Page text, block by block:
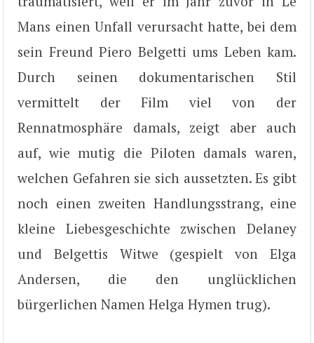
Mans einen Unfall verursacht hatte, bei dem
sein Freund Piero Belgetti ums Leben kam.
Durch seinen dokumentarischen Stil
vermittelt der Film viel von der
Rennatmosphäre damals, zeigt aber auch
auf, wie mutig die Piloten damals waren,
welchen Gefahren sie sich aussetzten. Es gibt
noch einen zweiten Handlungsstrang, eine
kleine Liebesgeschichte zwischen Delaney
und Belgettis Witwe (gespielt von Elga
Andersen, die den unglücklichen
bürgerlichen Namen Helga Hymen trug).